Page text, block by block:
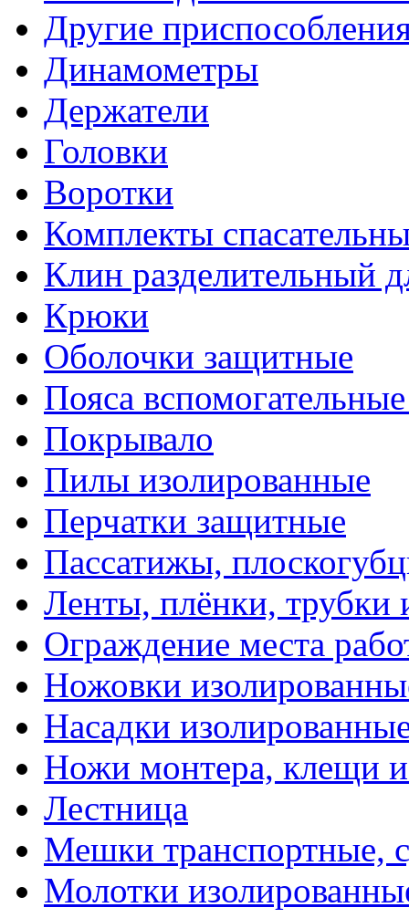
Другие
Динамометры
Держатели
Головки
Воротки
Комплекты
Клин разделительный
Крюки
Оболочки защитные
Пояса
Покрывало
Пилы изолированные
Перчатки защитные
Пассатижы,
Ленты, плёнки, трубки
Ограждение места
Ножовки
Насадки
Ножи монтера, клещи
Лестница
Мешки транспортные,
Молотки